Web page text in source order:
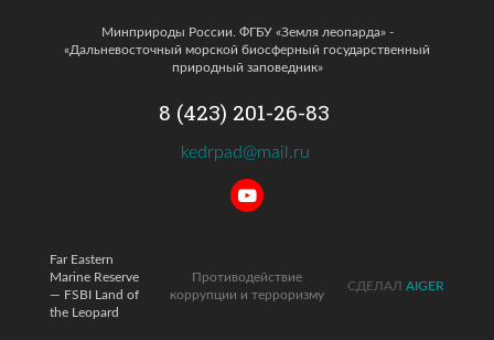
Минприроды России. ФГБУ «Земля леопарда» -
«Дальневосточный морской биосферный государственный
природный заповедник»
8 (423) 201-26-83
kedrpad@mail.ru
Far Eastern
Marine Reserve
— FSBI Land of
the Leopard
Противодействие
коррупции и терроризму
СДЕЛАЛ AIGER